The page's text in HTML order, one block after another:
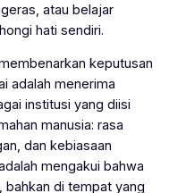
atau belajar
hati sendiri.
keputusan
adalah menerima
institusi yang diisi
manusia: rasa
dan kebiasaan
mengakui bahwa
bahkan di tempat yang